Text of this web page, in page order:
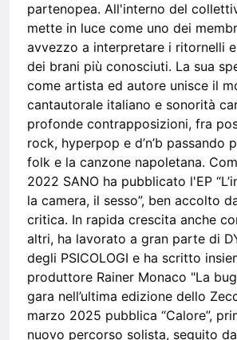
partenopea. All'interno del
mette in luce come uno dei
avvezzo a interpretare i ritornelli
dei brani più conosciuti. La sua
come artista ed autore unisce il
cantautorale italiano e sonorità
profonde contrapposizioni, fra
rock, hyperpop e d’n’b passando
folk e la canzone napoletana.
2022 SANO ha pubblicato l'EP
la camera, il sesso”, ben accolto
critica. In rapida crescita anche
altri, ha lavorato a gran parte di
degli PSICOLOGI e ha scritto
produttore Rainer Monaco "La
gara nell’ultima edizione dello
marzo 2025 pubblica “Calore”,
nuovo percorso solista, seguito